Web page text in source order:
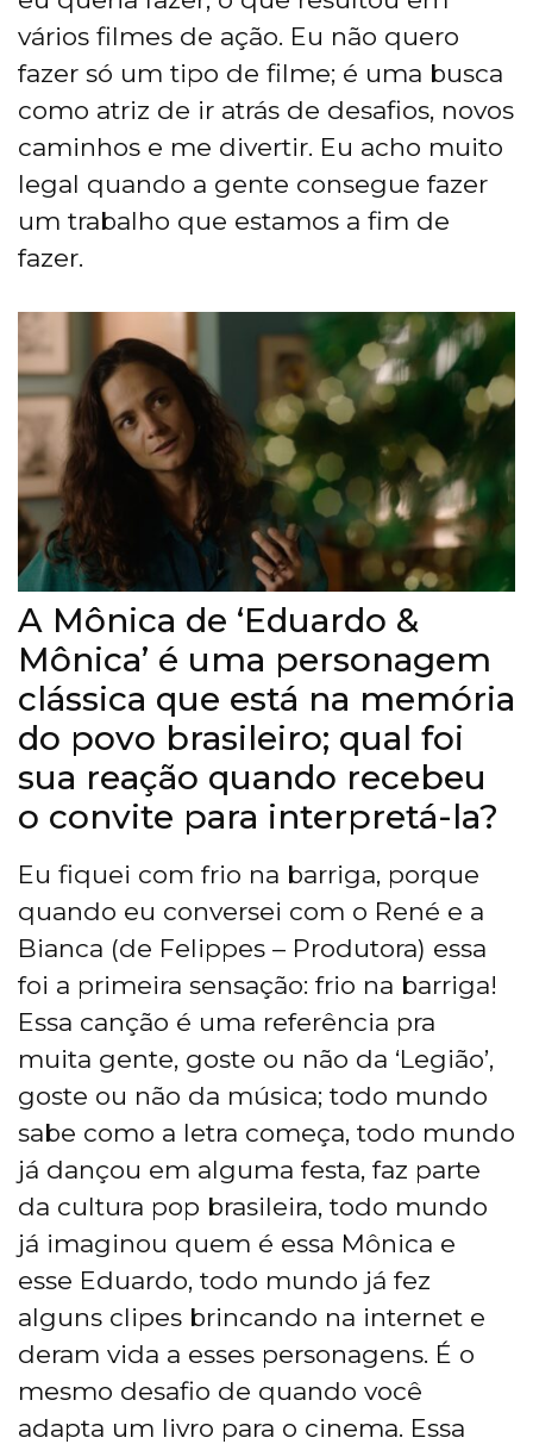
vários filmes de ação. Eu não quero
fazer só um tipo de filme; é uma busca
como atriz de ir atrás de desafios, novos
caminhos e me divertir. Eu acho muito
legal quando a gente consegue fazer
um trabalho que estamos a fim de
fazer.
A Mônica de ‘Eduardo &
Mônica’ é uma personagem
clássica que está na memória
do povo brasileiro; qual foi
sua reação quando recebeu
o convite para interpretá-la?
Eu fiquei com frio na barriga, porque
quando eu conversei com o René e a
Bianca (de Felippes – Produtora) essa
foi a primeira sensação: frio na barriga!
Essa canção é uma referência pra
muita gente, goste ou não da ‘Legião’,
goste ou não da música; todo mundo
sabe como a letra começa, todo mundo
já dançou em alguma festa, faz parte
da cultura pop brasileira, todo mundo
já imaginou quem é essa Mônica e
esse Eduardo, todo mundo já fez
alguns clipes brincando na internet e
deram vida a esses personagens. É o
mesmo desafio de quando você
adapta um livro para o cinema. Essa